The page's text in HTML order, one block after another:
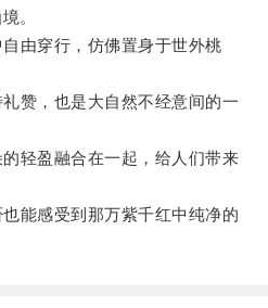
。
穿行，仿佛置身于世外桃
，也是大自然不经意间的一
盈融合在一起，给人们带来
感受到那万紫千红中纯净的